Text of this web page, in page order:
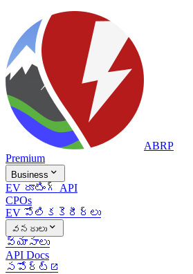
ABRP
Premium
Business 
EV రూటింగ్ API
CPOs
EV పోలిక కెరీర్లు
వనరులు 
వ్యాసాలు
API Docs
సపోర్ట్ 